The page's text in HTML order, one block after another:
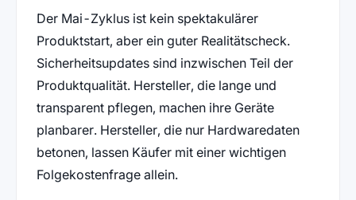
Der Mai-Zyklus ist kein spektakulärer
Produktstart, aber ein guter Realitätscheck.
Sicherheitsupdates sind inzwischen Teil der
Produktqualität. Hersteller, die lange und
transparent pflegen, machen ihre Geräte
planbarer. Hersteller, die nur Hardwaredaten
betonen, lassen Käufer mit einer wichtigen
Folgekostenfrage allein.